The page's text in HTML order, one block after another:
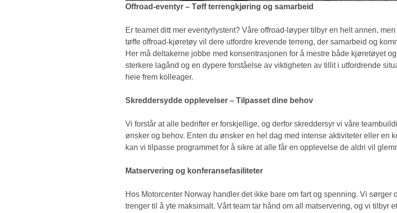
Offroad-eventyr – Tøff terrengkjøring og samarbeid
Er teamet ditt mer eventyrlystent? Våre offroad-løyper tilbyr en helt annen,
tøffe offroad-kjøretøy vil dere utfordre krevende terreng, der samarbeid og
Her må deltakerne jobbe med konsentrasjonen for å mestre både kjøretøyet
sterkere lagånd og en dypere forståelse av viktigheten av tillit i utfordrende
heie frem kolleager.
Skreddersydde opplevelser – Tilpasset dine behov
Vi forstår at alle bedrifter er forskjellige, og derfor skreddersyr vi våre
ønsker og behov. Enten du ønsker en hel dag med intense aktiviteter eller en
kan vi tilpasse programmet for å sikre at alle får en opplevelse de aldri vil
Matservering og konferansefasiliteter
Hos Motorcenter Norway handler det ikke bare om fart og spenning. Vi sørger
trenger til å yte maksimalt. Vårt team tar hånd om all matservering, og vi tilbyr